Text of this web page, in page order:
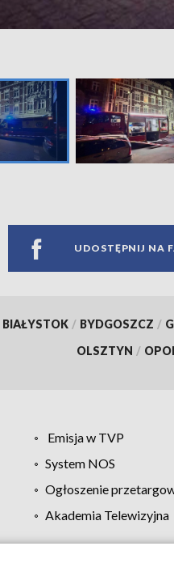
UDOSTĘPNIJ NA
BIAŁYSTOK / BYDGOSZCZ /
OLSZTYN /
Emisja w TVP
System NOS
Ogłoszenie
Akademia Telewizyjna